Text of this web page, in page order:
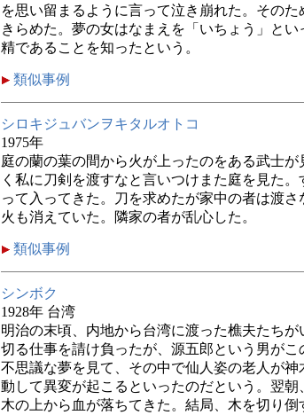
を思い留まるように言って泣き崩れた。その
きらめた。夢の女はなまえを「いちょう」と
精であることを知ったという。
類似事例
シロキジュバンヲキタルオトコ
1975年
庭の蘭の葉の間から火が上ったのをある武士
く私に刀剣を渡すなと言いつけまた庭を見た
って入ってきた。刀を求めたが家中の者は渡
火も消えていた。隣家の者が乱心した。
類似事例
シンボク
1928年 台湾
明治の末頃、内地から台湾に渡った樵夫たち
切る仕事を請け負ったが、源五郎という男がこ
不思議な夢を見て、その中で仙人姿の老人が
動して異変が起こるといったのだという。翌朝
木の上から血が落ちてきた。結局、木を切り倒